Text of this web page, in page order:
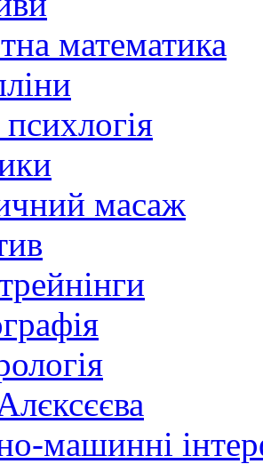
математика
масаж
машинні